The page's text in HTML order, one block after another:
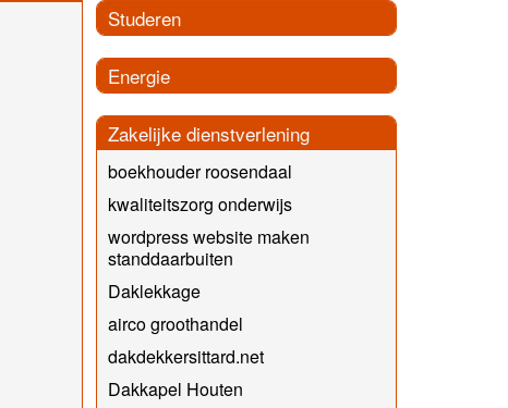
Studeren
Energie
Zakelijke dienstverlening
boekhouder roosendaal
kwaliteitszorg onderwijs
wordpress website maken
standdaarbuiten
Daklekkage
airco groothandel
dakdekkersittard.net
Dakkapel Houten